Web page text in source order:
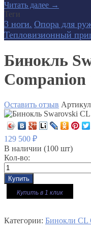
Читать далее →
Теги
3 ноги. Опора для
Тепловизионный
Бинокль
Companion
Оставить отзыв
129 500 ₽
В наличии (100 шт)
Кол-во:
Купить в 1 клик
Категории: Бинокли CL